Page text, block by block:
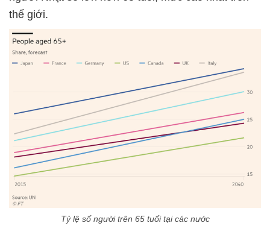
thế giới.
Tỷ lệ số người trên 65 tuổi tại các nước